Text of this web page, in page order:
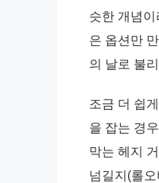
슷한 개념이
은 옵션만
의 날로 불
조금 더 쉽
을 잡는 경
막는 헤지
넘길지(롤